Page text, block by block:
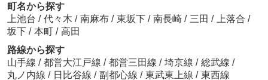
町名から探す
上池台 / 代々木 / 南麻布 / 東坂下 / 南長崎 / 三田 / 上落合 /
坂下 / 本町 / 高田
路線から探す
山手線 / 都営大江戸線 / 都営三田線 / 埼京線 / 総武線 /
丸ノ内線 / 日比谷線 / 副都心線 / 東武東上線 / 東西線